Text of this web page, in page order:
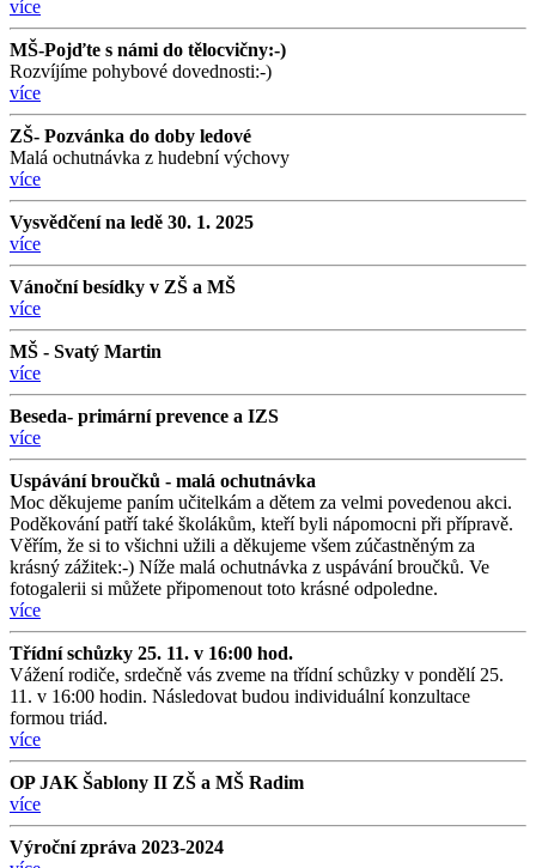
více
MŠ-Pojďte s námi do tělocvičny:-)
Rozvíjíme pohybové dovednosti:-)
více
ZŠ- Pozvánka do doby ledové
Malá ochutnávka z hudební výchovy
více
Vysvědčení na ledě 30. 1. 2025
více
Vánoční besídky v ZŠ a MŠ
více
MŠ - Svatý Martin
více
Beseda- primární prevence a IZS
více
Uspávání broučků - malá ochutnávka
Moc děkujeme paním učitelkám a dětem za velmi povedenou akci.
Poděkování patří také školákům, kteří byli nápomocni při přípravě.
Věřím, že si to všichni užili a děkujeme všem zúčastněným za
krásný zážitek:-) Níže malá ochutnávka z uspávání broučků. Ve
fotogalerii si můžete připomenout toto krásné odpoledne.
více
Třídní schůzky 25. 11. v 16:00 hod.
Vážení rodiče, srdečně vás zveme na třídní schůzky v pondělí 25.
11. v 16:00 hodin. Následovat budou individuální konzultace
formou triád.
více
OP JAK Šablony II ZŠ a MŠ Radim
více
Výroční zpráva 2023-2024